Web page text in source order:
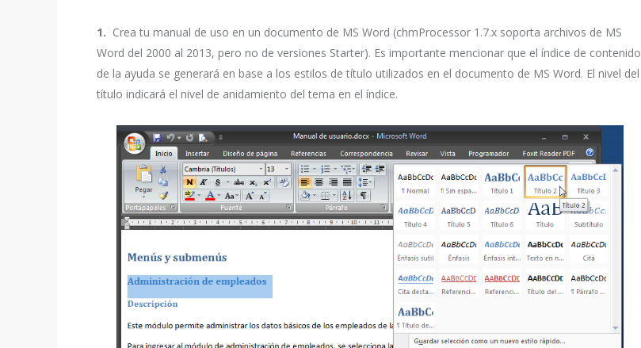
1. Crea tu manual de uso en un documento de MS Word (chmProcessor 1.7.x soporta archivos de MS
Word del 2000 al 2013, pero no de versiones Starter). Es importante mencionar que el índice de contenido
de la ayuda se generará en base a los estilos de título utilizados en el documento de MS Word. El nivel del
título indicará el nivel de anidamiento del tema en el índice.